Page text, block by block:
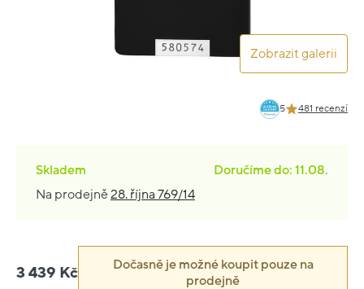
Zobrazit galerii
5 481 recenzí
Skladem
Doručíme do: 11.08.
Na prodejně28. října 769/14
3 439 Kč
Dočasně je možné koupit pouze na
prodejně